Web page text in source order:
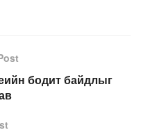
бодит байдлыг